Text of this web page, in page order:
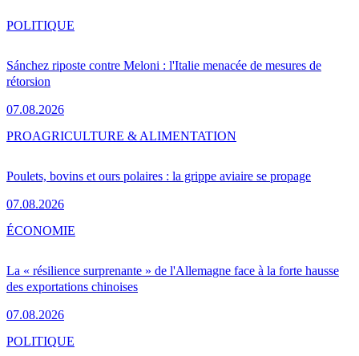
Sánchez riposte contre Meloni : l'Italie menacée de mesures de
rétorsion
07.08.2026
POLITIQUE
Poulets, bovins et ours polaires : la grippe aviaire se propage
07.08.2026
PROAGRICULTURE & ALIMENTATION
La « résilience surprenante » de l'Allemagne face à la forte hausse
des exportations chinoises
07.08.2026
ÉCONOMIE
POLITIQUE